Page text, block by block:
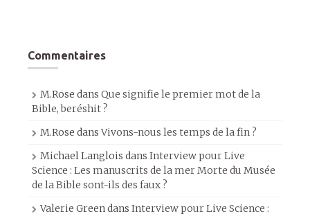
Commentaires
M.Rose dans Que signifie le premier mot de la
Bible, beréshit ?
M.Rose dansVivons-nous les temps de la fin ?
Michael Langlois dans Interview pour Live
Science : Les manuscrits de la mer Morte du Musée
de la Bible sont-ils des faux ?
Valerie Greendans Interview pour Live Science :